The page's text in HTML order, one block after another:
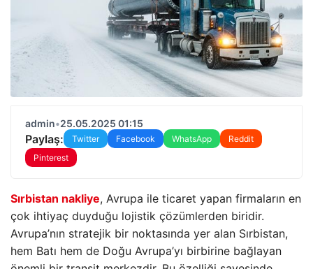
admin•25.05.2025 01:15
Paylaş: Twitter Facebook WhatsApp
Reddit
Pinterest
Sırbistan nakliye, Avrupa ile ticaret yapan firmaların en
çok ihtiyaç duyduğu lojistik çözümlerden biridir.
Avrupa’nın stratejik bir noktasında yer alan Sırbistan,
hem Batı hem de Doğu Avrupa’yı birbirine bağlayan